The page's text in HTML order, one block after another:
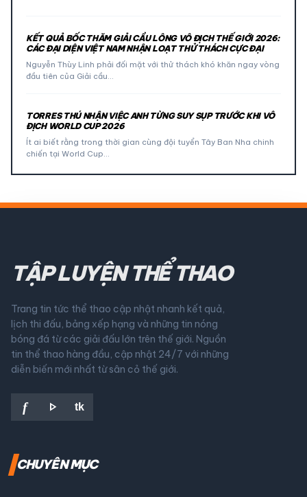
KẾT QUẢ BỐC THĂM GIẢI CẦU LÔNG VÔ ĐỊCH THẾ GIỚI 2026:
CÁC ĐẠI DIỆN VIỆT NAM NHẬN LOẠT THỬ THÁCH CỰC ĐẠI
Nguyễn Thùy Linh phải đối mặt với thử thách khó khăn ngay vòng
đầu tiên của Giải cầu…
TORRES THÚ NHẬN VIỆC ANH TỪNG SUY SỤP TRƯỚC KHI VÔ
ĐỊCH WORLD CUP 2026
Ít ai biết rằng trong thời gian cùng đội tuyển Tây Ban Nha chinh
chiến tại World Cup…
TẬP LUYỆN THỂ THAO
Trang tin tức thể thao cập nhật nhanh kết quả,
lịch thi đấu, bảng xếp hạng và những tin nóng
bóng đá từ các giải đấu lớn trên thế giới. Nguồn
tin thể thao hàng đầu, cập nhật 24/7 với những
diễn biến mới nhất từ sân cỏ thế giới.
f play_arrow tk
CHUYÊN MỤC